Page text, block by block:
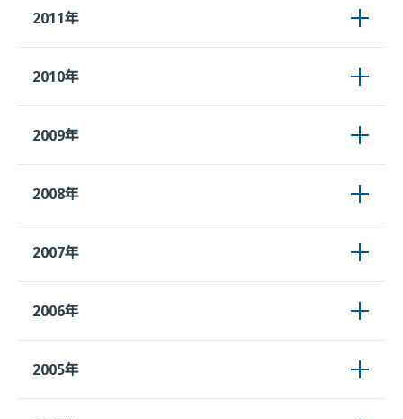
2011年
2010年
2009年
2008年
2007年
2006年
2005年